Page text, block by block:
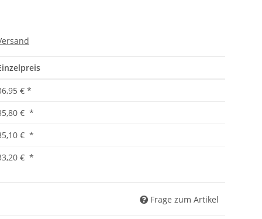
€ *
€ *
€ *
€ *
Frage zum Artikel